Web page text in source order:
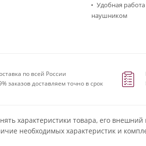
Удобная работа
наушником
по всей России
заказов доставляем точно в срок
характеристики товара, его
необходимых характеристик и